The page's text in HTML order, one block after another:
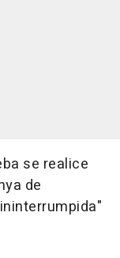
se realice
de